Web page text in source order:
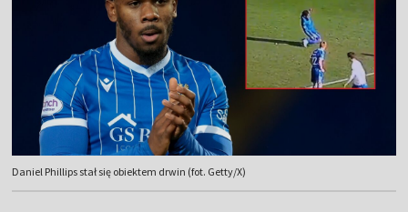
Daniel Phillips stał się obiektem drwin (fot. Getty/X)